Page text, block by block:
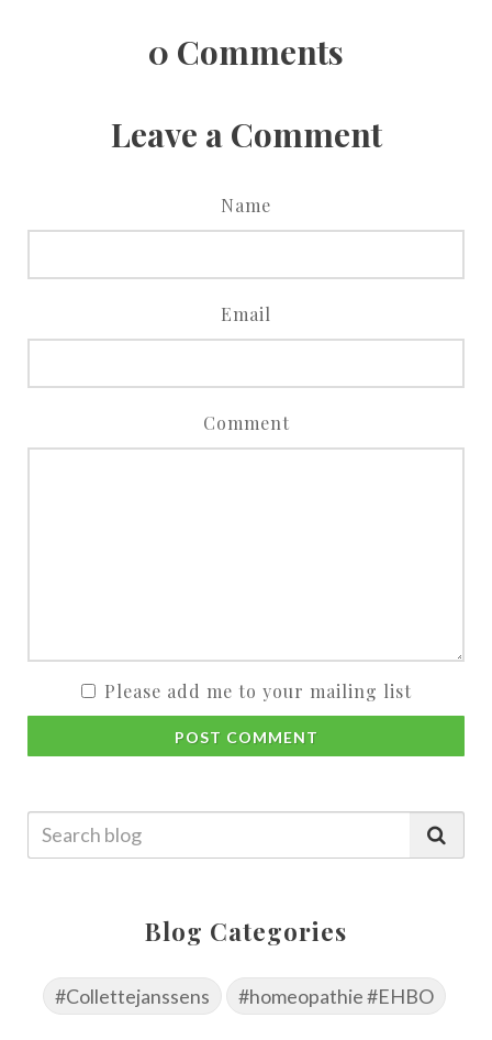
0 Comments
Leave a Comment
Name
Email
Comment
Please add me to your mailing list
POST COMMENT
Blog Categories
#Collettejanssens #homeopathie #EHBO